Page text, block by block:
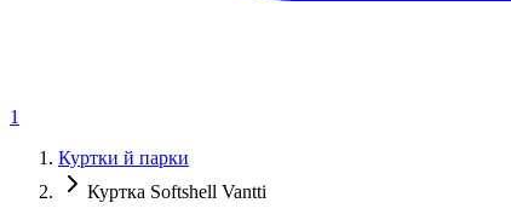
1
Куртки й парки
Куртка Softshell Vantti